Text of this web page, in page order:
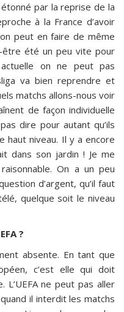
par la reprise de la
à la France d’avoir
peut en faire de même
être été un peu vite pour
actuelle on ne peut pas
va bien reprendre et
matchs allons-nous voir
de façon individuelle
dire pour autant qu’ils
haut niveau. Il y a encore
dans son jardin ! Je me
On a un peu
d’argent, qu’il faut
quelque soit le niveau
?
absente. En tant que
c’est elle qui doit
ne peut pas aller
il interdit les matchs